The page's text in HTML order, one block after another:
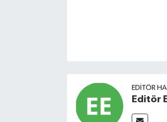
EDITÖR
Editör